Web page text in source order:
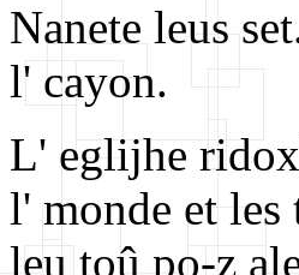
Nanete leus
l' cayon.
L' eglijhe
l' monde et les
leu toû po-z